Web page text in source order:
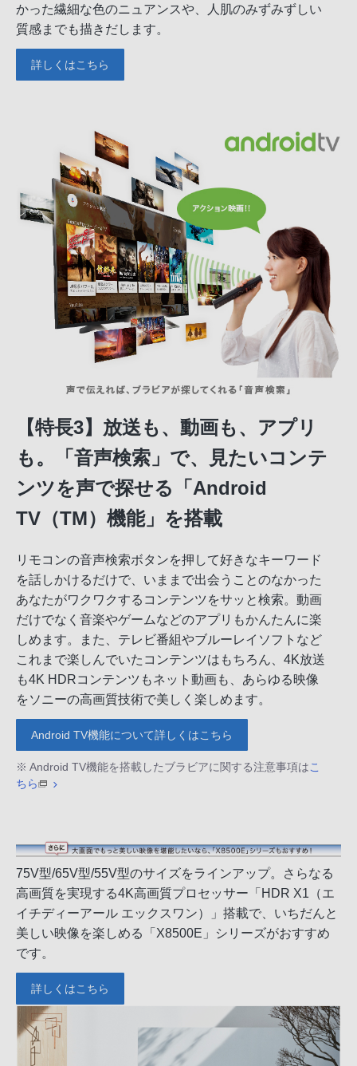
かった繊細な色のニュアンスや、人肌のみずみずしい
質感までも描きだします。
詳しくはこちら
【特長3】放送も、動画も、アプリ
も。「音声検索」で、見たいコンテ
ンツを声で探せる「Android
TV（TM）機能」を搭載
リモコンの音声検索ボタンを押して好きなキーワード
を話しかけるだけで、いままで出会うことのなかった
あなたがワクワクするコンテンツをサッと検索。動画
だけでなく音楽やゲームなどのアプリもかんたんに楽
しめます。また、テレビ番組やブルーレイソフトなど
これまで楽しんでいたコンテンツはもちろん、4K放送
も4K HDRコンテンツもネット動画も、あらゆる映像
をソニーの高画質技術で美しく楽しめます。
Android TV機能について詳しくはこちら
※ Android TV機能を搭載したブラビアに関する注意事項はこ
ちら
75V型/65V型/55V型のサイズをラインアップ。さらなる
高画質を実現する4K高画質プロセッサー「HDR X1（エ
イチディーアール エックスワン）」搭載で、いちだんと
美しい映像を楽しめる「X8500E」シリーズがおすすめ
です。
詳しくはこちら